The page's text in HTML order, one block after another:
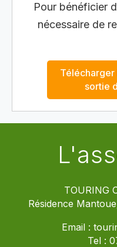
Pour bénéficier
nécessaire de
sortie
TOURING
Résidence
Email :
Tel :